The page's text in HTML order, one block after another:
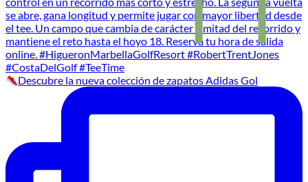
Descubre la nueva colección de zapatos Adidas Gol